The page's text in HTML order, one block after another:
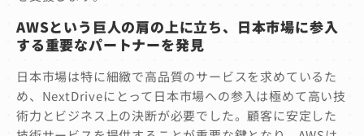
AWSという巨人の肩の上に立ち、日本市場に参入
する重要なパートナーを発見
日本市場は特に細緻で高品質のサービスを求めているた
め、NextDriveにとって日本市場への参入は極めて高い技
術力とビジネス上の決断が必要でした。顧客に安定した